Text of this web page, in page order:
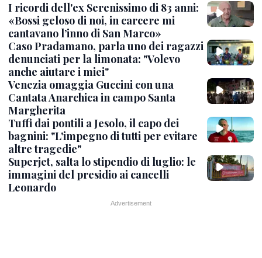
I ricordi dell'ex Serenissimo di 83 anni:
«Bossi geloso di noi, in carcere mi
cantavano l’inno di San Marco»
Caso Pradamano, parla uno dei ragazzi
denunciati per la limonata: "Volevo
anche aiutare i miei"
Venezia omaggia Guccini con una
Cantata Anarchica in campo Santa
Margherita
Tuffi dai pontili a Jesolo, il capo dei
bagnini: "L'impegno di tutti per evitare
altre tragedie"
Superjet, salta lo stipendio di luglio: le
immagini del presidio ai cancelli
Leonardo